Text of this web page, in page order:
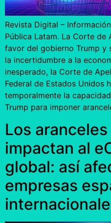
Revista Digital –
Pública Latam. La Corte de
favor del gobierno Trump y
la incertidumbre a la
inesperado, la Corte de
Federal de Estados Unidos
temporalmente la
Trump para imponer
Los
impactan al
global: así
empresas